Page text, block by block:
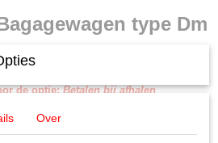
type Dm
de optie:Betalen bij afhalen
geschied binnen 30 dagen na
Over